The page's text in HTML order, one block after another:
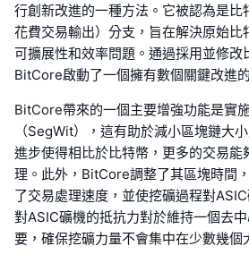
行創新改進的一種方法。它被認為是比
花費交易輸出）分支，旨在解決原始比
可擴展性和效率問題。通過採用並修改
BitCore啟動了一個擁有數個關鍵改進
BitCore帶來的一個主要增強功能是實
（SegWit），這有助於減小區塊鏈大
進步使得相比於比特幣，更多的交易能
理。此外，BitCore調整了其區塊時間
了交易處理速度，並使挖礦過程對
對ASIC礦機的抵抗力對於維持一個去
要，確保挖礦力量不會集中在少數幾個